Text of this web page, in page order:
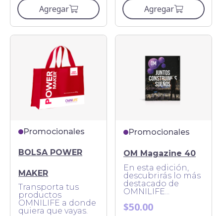
Agregar Agregar
Promocionales
BOLSA POWER
MAKER
Transporta tus
productos
OMNILIFE a donde
quiera que vayas.
Promocionales
OM Magazine 40
En esta edición,
descubrirás lo más
destacado de
OMNILIFE...
$50.00